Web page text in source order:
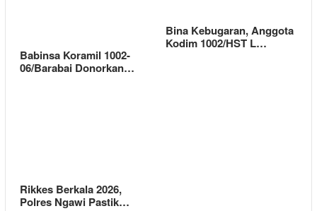
Babinsa Koramil 1002-
06/Barabai Donorkan…
Bina Kebugaran, Anggota
Kodim 1002/HST L…
Rikkes Berkala 2026,
Polres Ngawi Pastik…